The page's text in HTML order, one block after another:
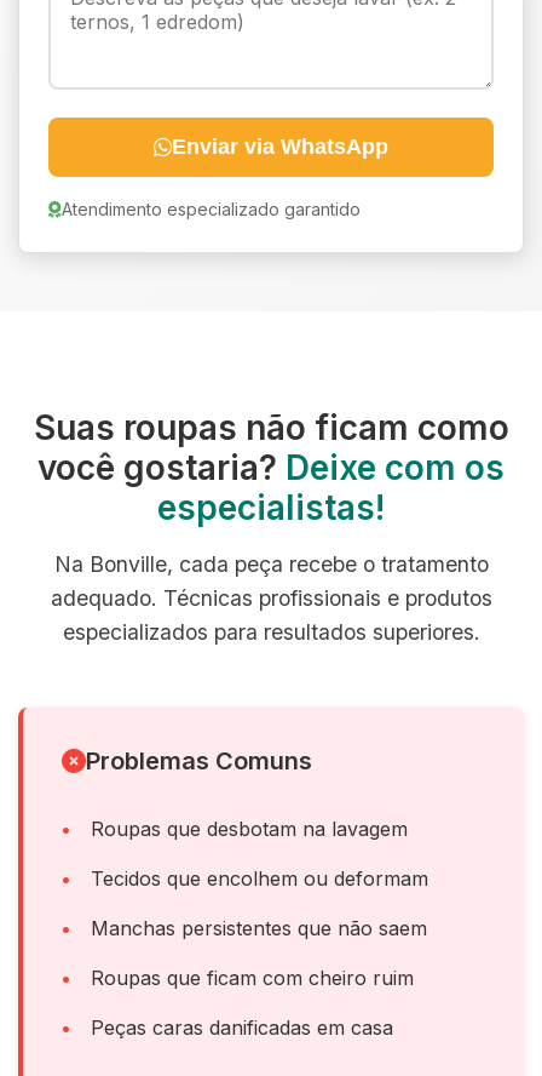
Enviar via WhatsApp
Atendimento especializado garantido
Suas roupas não ficam como
você gostaria? Deixe com os
especialistas!
Na Bonville, cada peça recebe o tratamento
adequado. Técnicas profissionais e produtos
especializados para resultados superiores.
Problemas Comuns
Roupas que desbotam na lavagem
Tecidos que encolhem ou deformam
Manchas persistentes que não saem
Roupas que ficam com cheiro ruim
Peças caras danificadas em casa